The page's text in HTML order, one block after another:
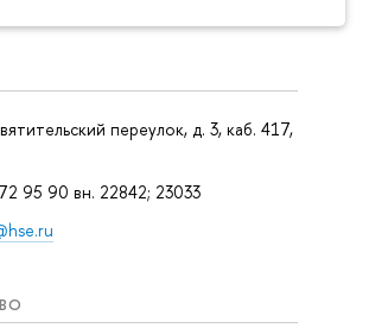
переулок, д. 3, каб. 417,
95 90 вн. 22842; 23033